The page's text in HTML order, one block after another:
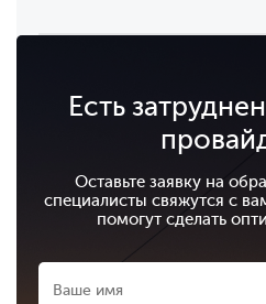
Есть
Оставьте заявку на
специалисты свяжутся с
помогут сделать